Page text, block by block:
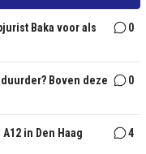
Baka voor als
0
Boven deze
0
in Den Haag 4